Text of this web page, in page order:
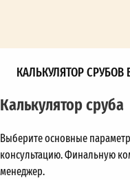
КАЛЬКУЛЯТОР СРУБОВ
Калькулятор сруба
Выберите основные
консультацию. Финальную
менеджер.